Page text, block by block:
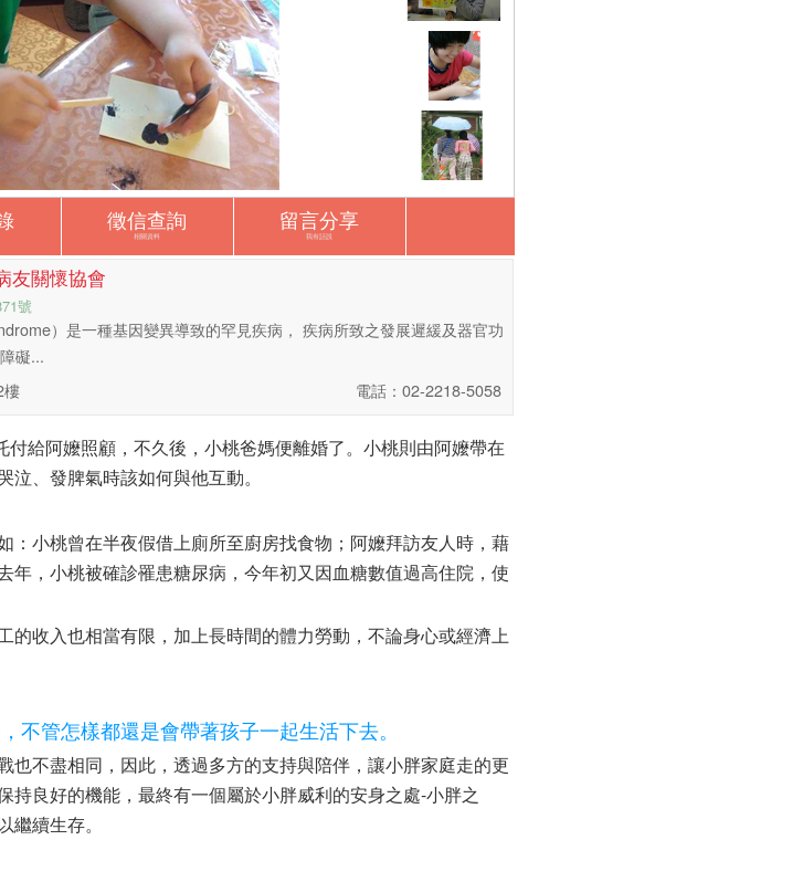
徵信查詢
相關資料
留言分享
我有話說
友關懷協會
號
）是一種基因變異導致的罕見疾病， 疾病所致之發展遲緩及器官功
礙...
樓
電話：02-2218-5058
給阿嬤照顧，不久後，小桃爸媽便離婚了。小桃則由阿嬤帶在
、發脾氣時該如何與他互動。
：小桃曾在半夜假借上廁所至廚房找食物；阿嬤拜訪友人時，藉
，小桃被確診罹患糖尿病，今年初又因血糖數值過高住院，使
收入也相當有限，加上長時間的體力勞動，不論身心或經濟上
不管怎樣都還是會帶著孩子一起生活下去。
不盡相同，因此，透過多方的支持與陪伴，讓小胖家庭走的更
良好的機能，最終有一個屬於小胖威利的安身之處-小胖之
續生存。